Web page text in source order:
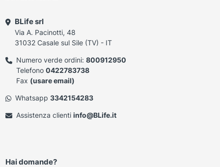
BLife srl
Via A. Pacinotti, 48
31032 Casale sul Sile (TV) - IT
Numero verde ordini: 800912950
Telefono 0422783738
Fax (usare email)
Whatsapp 3342154283
Assistenza clienti info@BLife.it
Hai domande?